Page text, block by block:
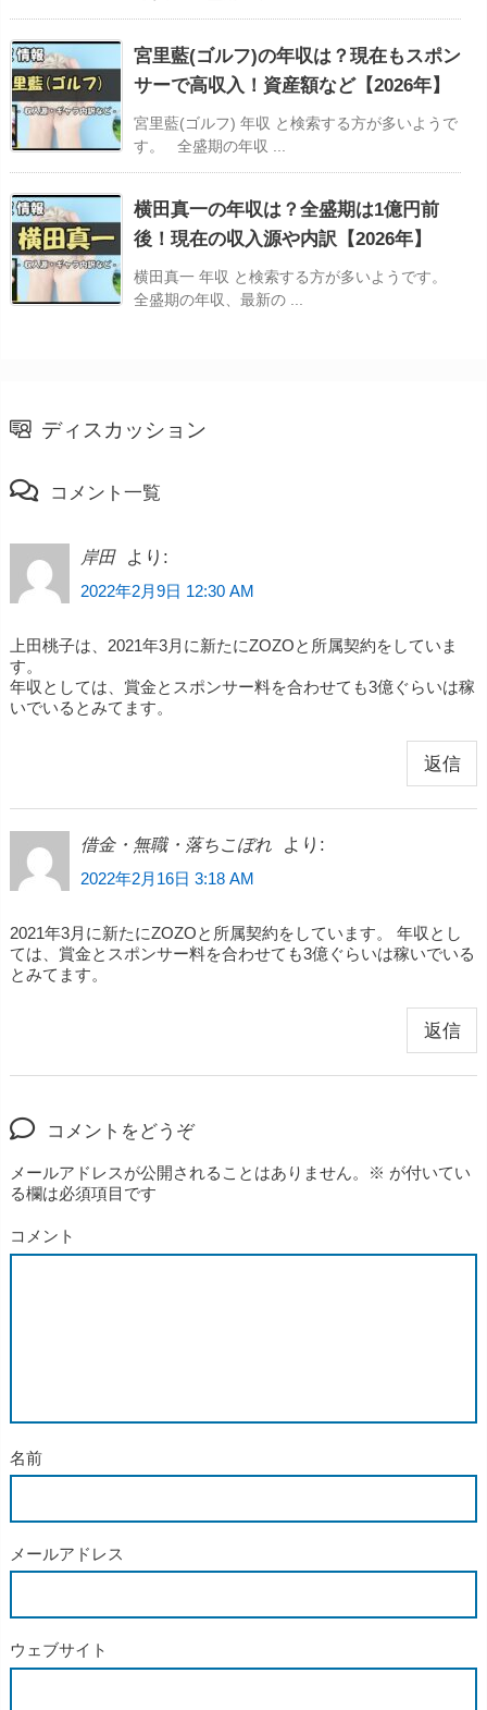
宮里藍(ゴルフ)の年収は？現在もスポン
サーで高収入！資産額など【2026年】
宮里藍(ゴルフ) 年収 と検索する方が多いようで
す。 全盛期の年収 ...
横田真一の年収は？全盛期は1億円前
後！現在の収入源や内訳【2026年】
横田真一 年収 と検索する方が多いようです。
全盛期の年収、最新の ...
ディスカッション
コメント一覧
岸田 より:
2022年2月9日 12:30 AM
上田桃子は、2021年3月に新たにZOZOと所属契約をしていま
す。
年収としては、賞金とスポンサー料を合わせても3億ぐらいは稼
いでいるとみてます。
返信
借金・無職・落ちこぼれ より:
2022年2月16日 3:18 AM
2021年3月に新たにZOZOと所属契約をしています。 年収とし
ては、賞金とスポンサー料を合わせても3億ぐらいは稼いでいる
とみてます。
返信
コメントをどうぞ
メールアドレスが公開されることはありません。 ※ が付いてい
る欄は必須項目です
コメント
名前
メールアドレス
ウェブサイト